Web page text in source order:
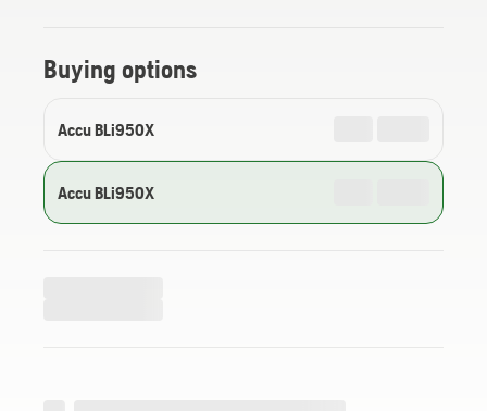
Buying options
Accu BLi950X
Accu BLi950X